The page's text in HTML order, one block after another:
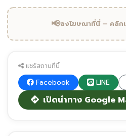
📢ลงโฆษณาที่นี่ — คลิก
แชร์สถานที่นี้
Facebook LINE
เปิดนำทาง Google